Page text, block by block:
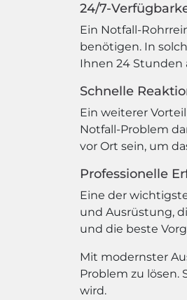
24/7-
Ein Notfall-
benötigen. In
Ihnen 24 Stunden
Schnelle
Ein weiterer
Notfall-Problem
vor Ort sein, um
Professionelle
Eine der
und Ausrüstung,
und die beste
Mit modernster
Problem zu lösen.
wird.